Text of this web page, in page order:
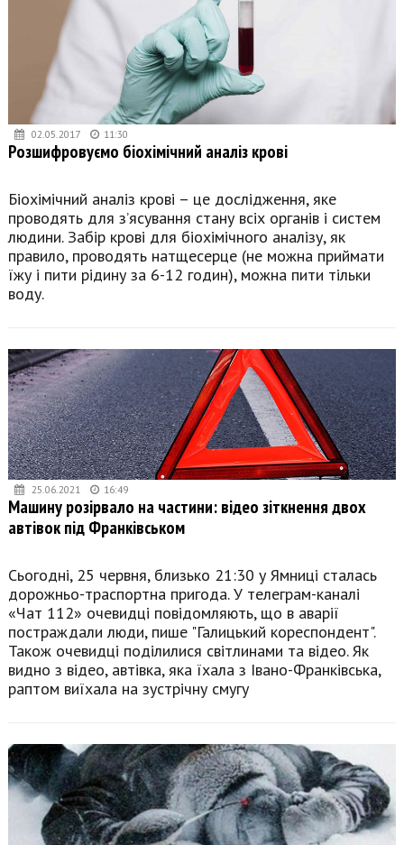
02.05.2017 11:30
Розшифровуємо біохімічний аналіз крові
Біохімічний аналіз крові – це дослідження, яке
проводять для з’ясування стану всіх органів і систем
людини. Забір крові для біохімічного аналізу, як
правило, проводять натщесерце (не можна приймати
їжу і пити рідину за 6-12 годин), можна пити тільки
воду.
25.06.2021 16:49
Машину розірвало на частини: відео зіткнення двох
автівок під Франківськом
Сьогодні, 25 червня, близько 21:30 у Ямниці сталась
дорожньо-траспортна пригода. У телеграм-каналі
«Чат 112» очевидці повідомляють, що в аварії
постраждали люди, пише "Галицький кореспондент".
Також очевидці поділилися світлинами та відео. Як
видно з відео, автівка, яка їхала з Івано-Франківська,
раптом виїхала на зустрічну смугу